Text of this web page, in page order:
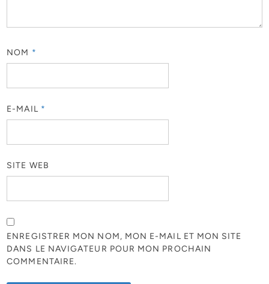
NOM *
E-MAIL *
SITE WEB
ENREGISTRER MON NOM, MON E-MAIL ET MON SITE
DANS LE NAVIGATEUR POUR MON PROCHAIN
COMMENTAIRE.